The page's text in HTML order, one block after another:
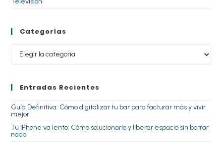
Categorías
Entradas Recientes
Guía Definitiva: Cómo digitalizar tu bar para facturar más y vivir
mejor
Tu iPhone va lento: Cómo solucionarlo y liberar espacio sin borrar
nada